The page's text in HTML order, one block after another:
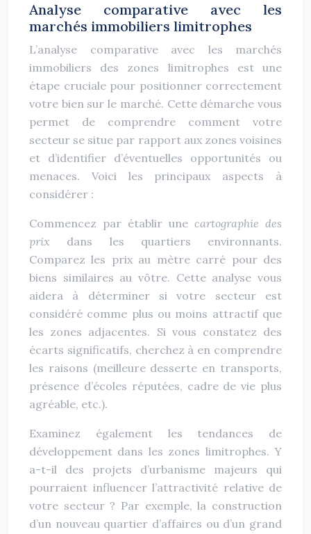
Analyse comparative avec les
marchés immobiliers limitrophes
L’analyse comparative avec les marchés
immobiliers des zones limitrophes est une
étape cruciale pour positionner correctement
votre bien sur le marché. Cette démarche vous
permet de comprendre comment votre
secteur se situe par rapport aux zones voisines
et d’identifier d’éventuelles opportunités ou
menaces. Voici les principaux aspects à
considérer :
Commencez par établir une cartographie des
prix dans les quartiers environnants.
Comparez les prix au mètre carré pour des
biens similaires au vôtre. Cette analyse vous
aidera à déterminer si votre secteur est
considéré comme plus ou moins attractif que
les zones adjacentes. Si vous constatez des
écarts significatifs, cherchez à en comprendre
les raisons (meilleure desserte en transports,
présence d’écoles réputées, cadre de vie plus
agréable, etc.).
Examinez également les tendances de
développement dans les zones limitrophes. Y
a-t-il des projets d’urbanisme majeurs qui
pourraient influencer l’attractivité relative de
votre secteur ? Par exemple, la construction
d’un nouveau quartier d’affaires ou d’un grand